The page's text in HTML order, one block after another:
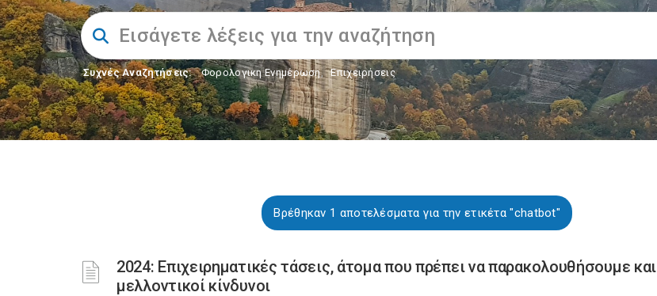
Συχνές Αναζητήσεις: Φορολογικη Ενημέρωση, Επιχειρήσεις
Βρέθηκαν 1 αποτελέσματα για την ετικέτα "chatbot"
2024: Επιχειρηματικές τάσεις, άτομα που πρέπει να παρακολουθήσουμε και
μελλοντικοί κίνδυνοι